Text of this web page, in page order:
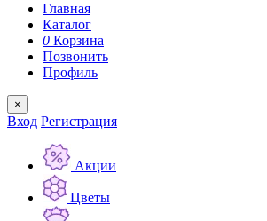
Главная
Каталог
0 Корзина
Позвонить
Профиль
×
Вход Регистрация
Акции
Цветы